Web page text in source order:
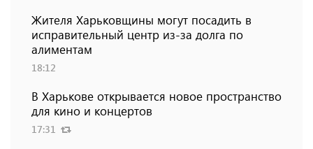
Жителя Харьковщины могут посадить в
исправительный центр из-за долга по
алиментам
18:12
В Харькове открывается новое пространство
для кино и концертов
17:31